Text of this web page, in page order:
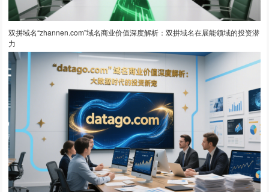
双拼域名“zhannen.com”域名商业价值深度解析：双拼域名在展能领域的投资潜
力